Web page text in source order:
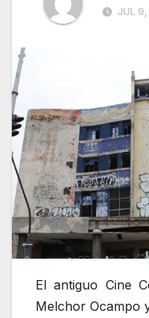
JUL
El antiguo Cine
Melchor Ocampo